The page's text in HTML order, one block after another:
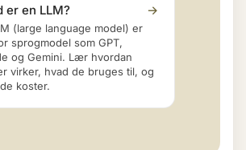
er en LLM? →
(large language model) er
sprogmodel som GPT,
og Gemini. Lær hvordan
virker, hvad de bruges til, og
koster.